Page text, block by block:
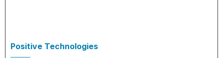
Positive Technologies